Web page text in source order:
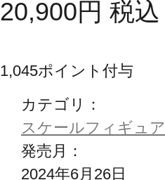
20,900円 税込
1,045ポイント付与
カテゴリ：
スケールフィギュア
発売月：
2024年6月26日